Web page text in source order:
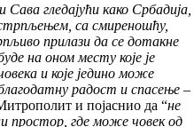
Сава гледајући како Србадија,
са смиреношћу,
прилази да се дотакне
на оном месту које је
и које једино може
радост и спасење –
и појаснио да “не
простор, где може човек од